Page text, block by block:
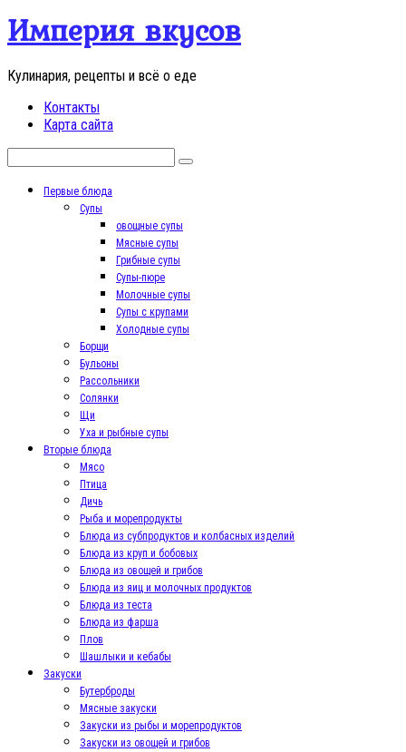
Перейти
контенту
Империя вкусов
Кулинария, рецепты и всё о еде
Контакты
Карта сайта
Первые блюда
Супы
овощные супы
Мясные супы
Грибные супы
Супы-пюре
Молочные супы
Супы с крупами
Холодные супы
Борщи
Бульоны
Рассольники
Солянки
Щи
Уха и рыбные супы
Вторые блюда
Мясо
Птица
Дичь
Рыба и морепродукты
Блюда из субпродуктов и колбасных изделий
Блюда из круп и бобовых
Блюда из овощей и грибов
Блюда из яиц и молочных продуктов
Блюда из теста
Блюда из фарша
Плов
Шашлыки и кебабы
Закуски
Бутерброды
Мясные закуски
Закуски из рыбы и морепродуктов
Закуски из овощей и грибов